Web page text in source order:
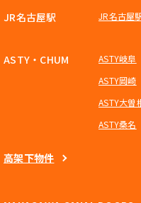
JR名古屋駅 JR名古屋
ASTY・CHUM ASTY岐阜
ASTY岡崎
ASTY大曽
ASTY桑名
高架下物件